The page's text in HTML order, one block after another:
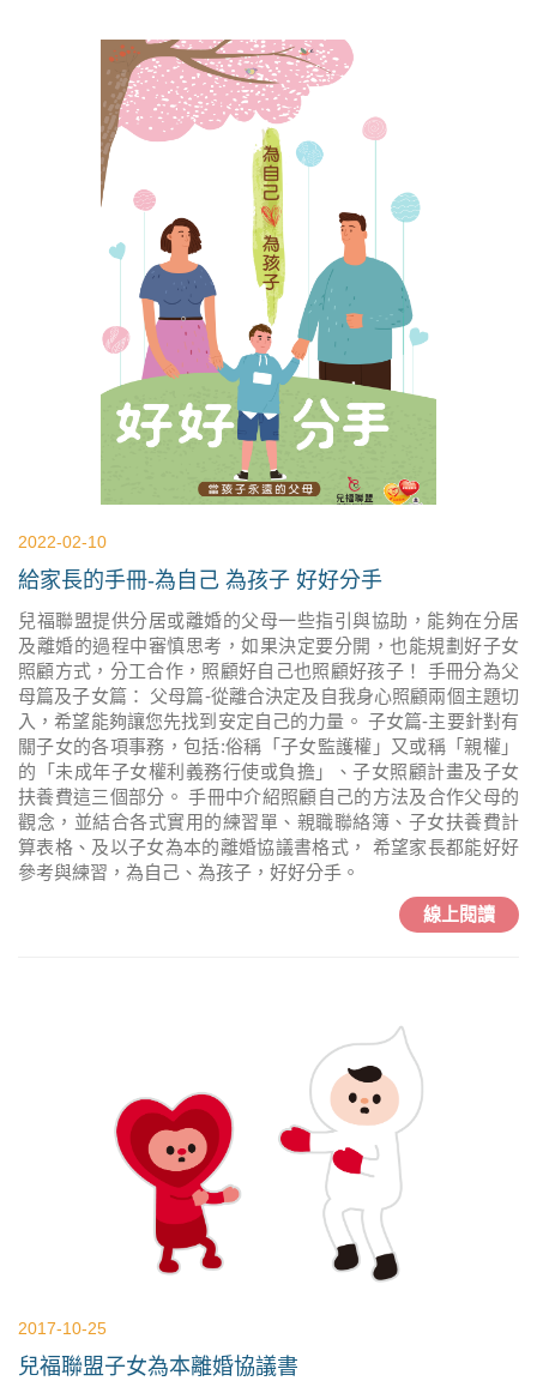
2022-02-10
給家長的手冊-為自己 為孩子 好好分手
兒福聯盟提供分居或離婚的父母一些指引與協助，能夠在分居
及離婚的過程中審慎思考，如果決定要分開，也能規劃好子女
照顧方式，分工合作，照顧好自己也照顧好孩子！ 手冊分為父
母篇及子女篇： 父母篇-從離合決定及自我身心照顧兩個主題切
入，希望能夠讓您先找到安定自己的力量。 子女篇-主要針對有
關子女的各項事務，包括:俗稱「子女監護權」又或稱「親權」
的「未成年子女權利義務行使或負擔」、子女照顧計畫及子女
扶養費這三個部分。 手冊中介紹照顧自己的方法及合作父母的
觀念，並結合各式實用的練習單、親職聯絡簿、子女扶養費計
算表格、及以子女為本的離婚協議書格式， 希望家長都能好好
參考與練習，為自己、為孩子，好好分手。
線上閱讀
2017-10-25
兒福聯盟子女為本離婚協議書